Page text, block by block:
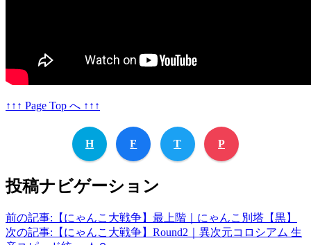
↑↑↑ Page Top へ ↑↑↑
H F T P
投稿ナビゲーション
前の記事: 【にゃんこ大戦争】最上階｜にゃんこ別塔【黒】
次の記事: 【にゃんこ大戦争】Round2｜異次元コロシアム 生